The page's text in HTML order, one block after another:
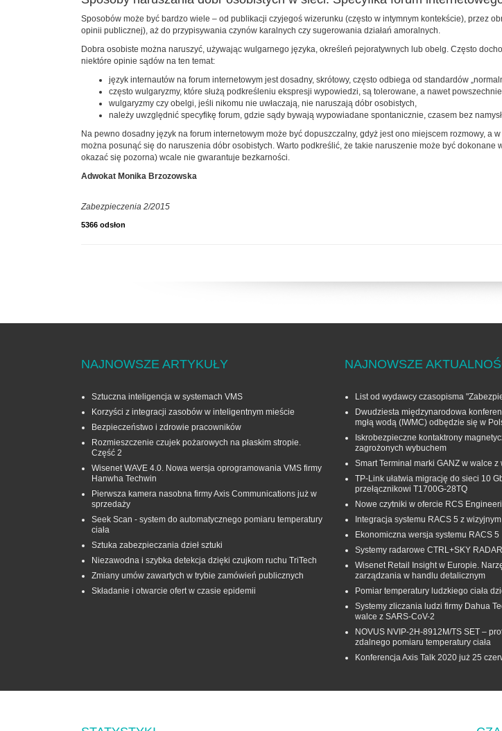
Sposobów może być bardzo wiele – od publikacji czyjegoś wizerunku (często w intymnym kontekście), przez
opinii publicznej), aż do przypisywania czynów karalnych czy sugerowania działań amoralnych.
Dobra osobiste można naruszyć, używając wulgarnego języka, określeń pejoratywnych lub obelg. Często
niektóre opinie sądów na ten temat:
język internautów na forum internetowym jest dosadny, skrótowy, często odbiega od standardów
często wulgaryzmy, które służą podkreśleniu ekspresji wypowiedzi, są tolerowane, a nawet
wulgaryzmy czy obelgi, jeśli nikomu nie uwłaczają, nie naruszają dóbr osobistych,
należy uwzględnić specyfikę forum, gdzie sądy bywają wypowiadane spontanicznie, czasem bez
Na pewno dosadny język na forum internetowym może być dopuszczalny, gdyż jest ono miejscem rozmowy,
można posunąć się do naruszenia dóbr osobistych. Warto podkreślić, że takie naruszenie może być
okazać się pozorna) wcale nie gwarantuje bezkarności.
Adwokat Monika Brzozowska
Zabezpieczenia 2/2015
5366 odsłon
NAJNOWSZE ARTYKUŁY
Sztuczna inteligencja w systemach VMS
Korzyści z integracji zasobów w inteligentnym mieście
Bezpieczeństwo i zdrowie pracowników
Rozmieszczenie czujek pożarowych na płaskim stropie.
Część 2
Wisenet WAVE 4.0. Nowa wersja oprogramowania VMS firmy
Hanwha Techwin
Pierwsza kamera nasobna firmy Axis Communications już w
sprzedaży
Seek Scan - system do automatycznego pomiaru temperatury
ciała
Sztuka zabezpieczania dzieł sztuki
Niezawodna i szybka detekcja dzięki czujkom ruchu TriTech
Zmiany umów zawartych w trybie zamówień publicznych
Składanie i otwarcie ofert w czasie epidemii
NAJNOWSZE
List od wydawcy czasopisma
Dwudziesta międzynarodowa
mgłą wodą (IWMC) odbędzie się w
Iskrobezpieczne kontaktrony
zagrożonych wybuchem
Smart Terminal marki GANZ w walce z
TP-Link ułatwia migrację do sieci 10
przełącznikowi T1700G‑28TQ
Nowe czytniki w ofercie RCS
Integracja systemu RACS 5 z
Ekonomiczna wersja systemu RACS 5
Systemy radarowe CTRL+SKY
Wisenet Retail Insight w Europie.
zarządzania w handlu detalicznym
Pomiar temperatury ludzkiego ciała
Systemy zliczania ludzi firmy Dahua
walce z SARS-CoV-2
NOVUS NVIP-2H-8912M/TS SET –
zdalnego pomiaru temperatury ciała
Konferencja Axis Talk 2020 już 25